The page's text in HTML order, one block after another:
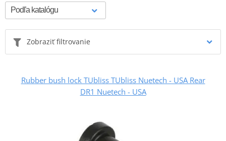
Zobraziť filtrovanie
Rubber bush lock TUbliss TUbliss Nuetech - USA Rear
DR1 Nuetech - USA